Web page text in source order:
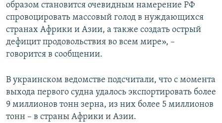
образом становится очевидным намерение РФ
спровоцировать массовый голод в нуждающихся
странах Африки и Азии, а также создать острый
дефицит продовольствия во всем мире», –
говорится в сообщении.
В украинском ведомстве подсчитали, что с момента
выхода первого судна удалось экспортировать более
9 миллионов тонн зерна, из них более 5 миллионов
тонн – в страны Африки и Азии.